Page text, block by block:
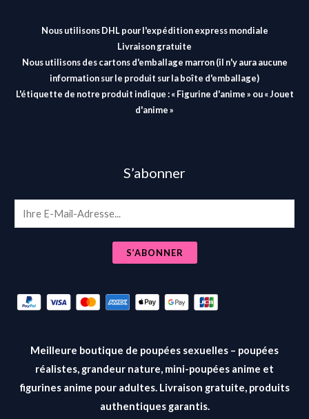
Nous utilisons DHL pour l'expédition express mondiale
Livraison gratuite
Nous utilisons des cartons d'emballage marron (il n'y aura aucune
information sur le produit sur la boîte d'emballage)
L'étiquette de notre produit indique : « Figurine d'anime » ou « Jouet
d'anime »
S’abonner
m
S’ABONNER
Meilleure boutique de poupées sexuelles – poupées
réalistes, grandeur nature, mini-poupées anime et
figurines anime pour adultes. Livraison gratuite, produits
authentiques garantis.